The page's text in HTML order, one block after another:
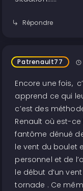
Répondre
Patrenault77
Encore une fois,
apprend ce qui
c’est des
Renault où est-ce
fantôme dénué
le vent du boulet
personnel et de
le début d’un
tornade . Ce